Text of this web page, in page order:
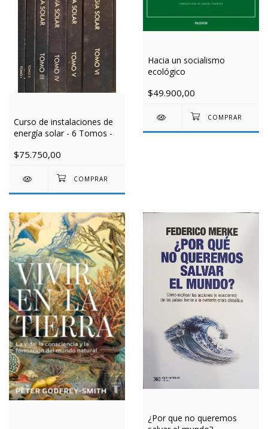
Curso de instalaciones de
energía solar - 6 Tomos -
$75.750,00
Hacia un socialismo
ecológico
$49.900,00
¿Por que no queremos